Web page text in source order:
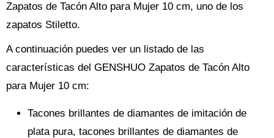
Zapatos de Tacón Alto para Mujer 10 cm, uno de los
zapatos Stiletto.
A continuación puedes ver un listado de las
características del GENSHUO Zapatos de Tacón Alto
para Mujer 10 cm:
Tacones brillantes de diamantes de imitación de
plata pura, tacones brillantes de diamantes de